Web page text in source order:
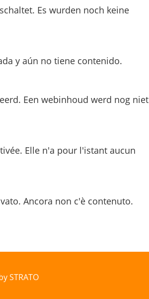
Es wurden noch keine
y aún no tiene contenido.
Een webinhoud werd nog niet
Elle n'a pour l'istant aucun
Ancora non c'è contenuto.
STRATO